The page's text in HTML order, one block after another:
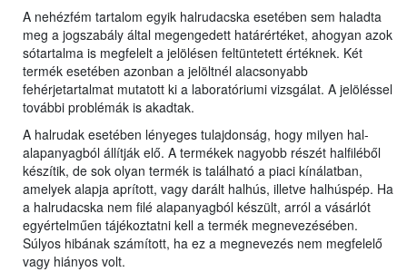
A nehézfém tartalom egyik halrudacska esetében sem haladta
meg a jogszabály által megengedett határértéket, ahogyan azok
sótartalma is megfelelt a jelölésen feltüntetett értéknek. Két
termék esetében azonban a jelöltnél alacsonyabb
fehérjetartalmat mutatott ki a laboratóriumi vizsgálat. A jelöléssel
további problémák is akadtak.
A halrudak esetében lényeges tulajdonság, hogy milyen hal-
alapanyagból állítják elő. A termékek nagyobb részét halfiléből
készítik, de sok olyan termék is található a piaci kínálatban,
amelyek alapja aprított, vagy darált halhús, illetve halhúspép. Ha
a halrudacska nem filé alapanyagból készült, arról a vásárlót
egyértelműen tájékoztatni kell a termék megnevezésében.
Súlyos hibának számított, ha ez a megnevezés nem megfelelő
vagy hiányos volt.